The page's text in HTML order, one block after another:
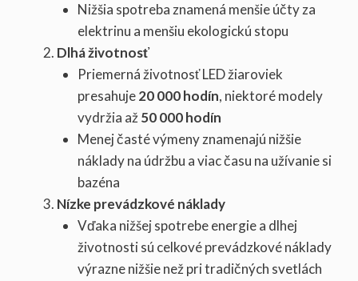
Nižšia spotreba znamená menšie účty za
elektrinu a menšiu ekologickú stopu
Dlhá životnosť
Priemerná životnosť LED žiaroviek
presahuje20 000 hodín, niektoré modely
vydržia až50 000 hodín
Menej časté výmeny znamenajú nižšie
náklady na údržbu a viac času na užívanie si
bazéna
Nízke prevádzkové náklady
Vďaka nižšej spotrebe energie a dlhej
životnosti sú celkové prevádzkové náklady
výrazne nižšie než pri tradičných svetlách